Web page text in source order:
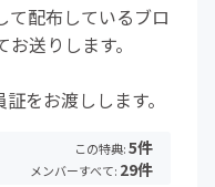
て配布しているブロ
送りします。
をお渡しします。
この特典:5件
メンバーすべて: 29件